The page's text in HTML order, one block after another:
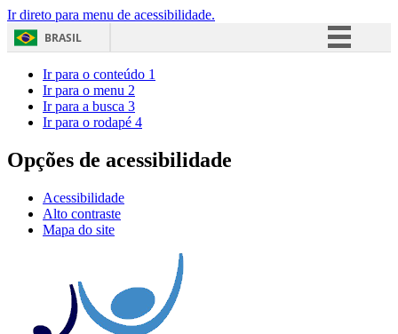
Ir direto para menu de acessibilidade.
BRASIL
Acesso à informação
Ir para o conteúdo 1
Ir para o menu 2
Ir para a busca 3
Ir para o rodapé 4
Opções de acessibilidade
Acessibilidade
Alto contraste
Mapa do site